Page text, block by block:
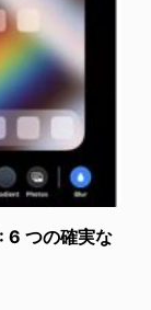
6 つの確実な